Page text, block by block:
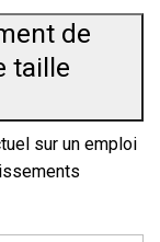
de
taille
sur un emploi